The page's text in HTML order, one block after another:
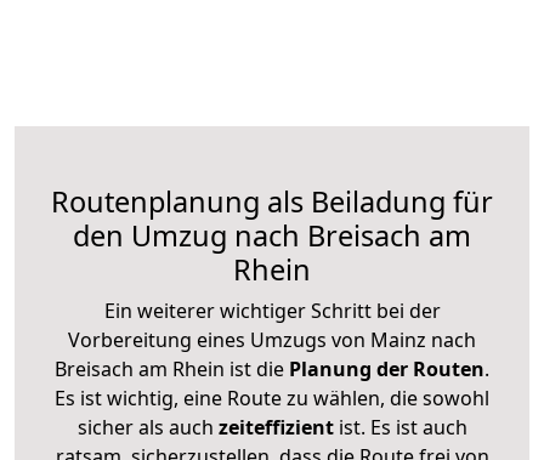
Routenplanung als Beiladung für
den Umzug nach Breisach am
Rhein
Ein weiterer wichtiger Schritt bei der
Vorbereitung eines Umzugs von Mainz nach
Breisach am Rhein ist die Planung der Routen.
Es ist wichtig, eine Route zu wählen, die sowohl
sicher als auch zeiteffizientist. Es ist auch